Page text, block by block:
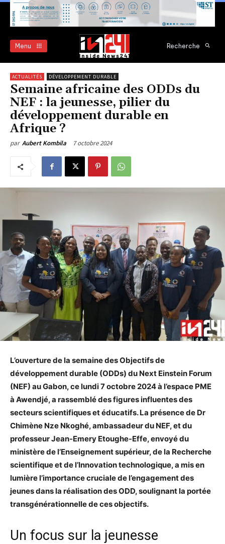
Menu Recherche
ACTUALITÉS DÉVELOPPEMENT DURABLE
Semaine africaine des ODDs du
NEF : la jeunesse, pilier du
développement durable en
Afrique ?
par Aubert Kombila 7 octobre 2024
L’ouverture de la semaine des Objectifs de
développement durable (ODDs) du Next Einstein Forum
(NEF) au Gabon, ce lundi 7 octobre 2024 à l’espace PME
à Awendjé, a rassemblé des figures influentes des
secteurs scientifiques et éducatifs. La présence de Dr
Chimène Nze Nkoghé, ambassadeur du NEF, et du
professeur Jean-Emery Etoughe-Effe, envoyé du
ministère de l’Enseignement supérieur, de la Recherche
scientifique et de l’Innovation technologique, a mis en
lumière l’importance cruciale de l’engagement des
jeunes dans la réalisation des ODD, soulignant la portée
transgénérationnelle de ces objectifs.
Un focus sur la jeunesse